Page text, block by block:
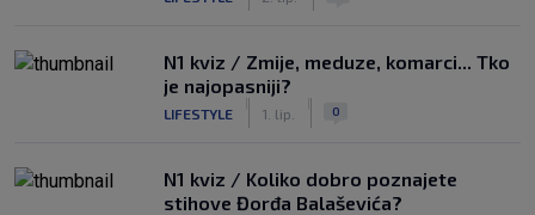
N1 kviz / Zmije, meduze, komarci... Tko
je najopasniji?
LIFESTYLE 1. lip. 0
N1 kviz / Koliko dobro poznajete
stihove Đorđa Balaševića?